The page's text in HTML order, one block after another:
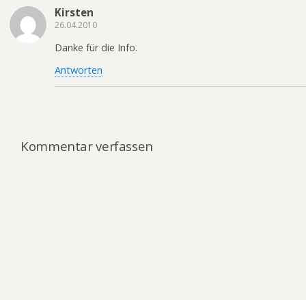
Kirsten
26.04.2010
Danke für die Info.
Antworten
Kommentar verfassen